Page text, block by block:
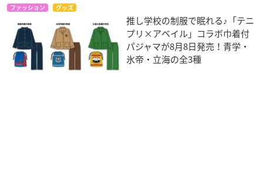
ファッション グッズ
推し学校の制服で眠れる♪「テニ
プリ×アベイル」コラボ巾着付
パジャマが8月8日発売！青学・
氷帝・立海の全3種